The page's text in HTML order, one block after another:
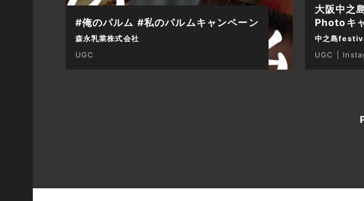
#俺のパルム #私のパルムキャンペーン
森永乳業株式会社
UGC
大阪中之
Photoキ
中之島
UGC